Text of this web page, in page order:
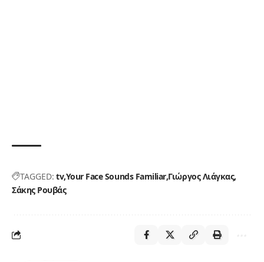
TAGGED: tv Your Face Sounds Familiar Γιώργος Λιάγκας
Σάκης Ρουβάς